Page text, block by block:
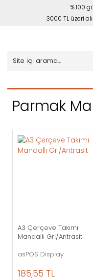
% 100
3000 TL üzeri
Parmak
A3 Çerçeve Takımı
Mandallı Gri/Antrasit
asPOS Display
185,55 TL